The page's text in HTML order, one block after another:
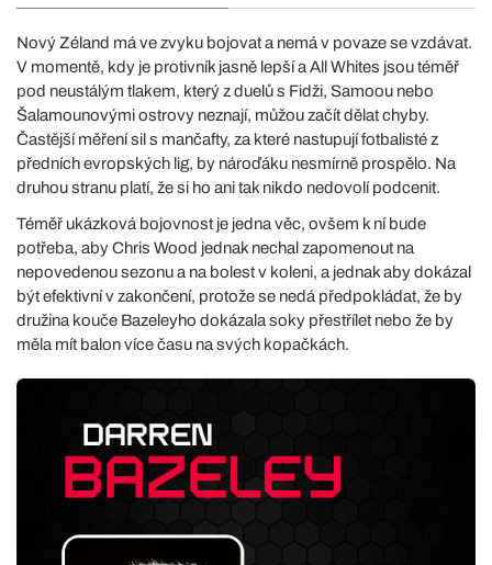
Nový Zéland má ve zvyku bojovat a nemá v povaze se vzdávat.
V momentě, kdy je protivník jasně lepší a All Whites jsou téměř
pod neustálým tlakem, který z duelů s Fidži, Samoou nebo
Šalamounovými ostrovy neznají, můžou začít dělat chyby.
Častější měření sil s mančafty, za které nastupují fotbalisté z
předních evropských lig, by nároďáku nesmírně prospělo. Na
druhou stranu platí, že si ho ani tak nikdo nedovolí podcenit.
Téměř ukázková bojovnost je jedna věc, ovšem k ní bude
potřeba, aby Chris Wood jednak nechal zapomenout na
nepovedenou sezonu a na bolest v koleni, a jednak aby dokázal
být efektivní v zakončení, protože se nedá předpokládat, že by
družina kouče Bazeleyho dokázala soky přestřílet nebo že by
měla mít balon více času na svých kopačkách.